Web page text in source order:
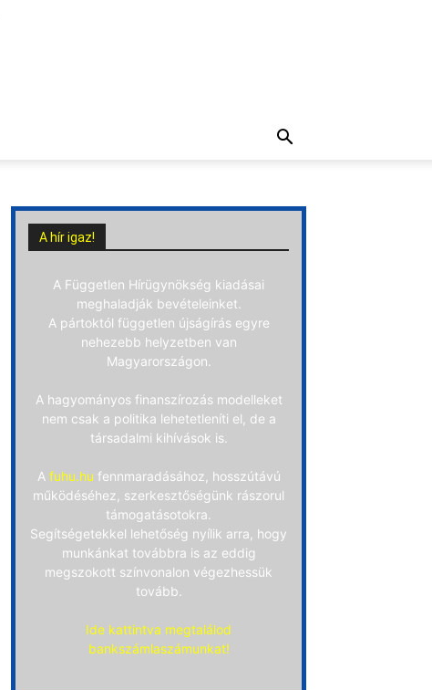
A hír igaz!
A Független Hírügynökség kiadásai
meghaladják bevételeinket.
A pártoktól független újságírás egyre
nehezebb helyzetben van
Magyarországon.
A hagyományos finanszírozás modelleket
nem csak a politika lehetetleníti el, de a
társadalmi kihívások is.
A fuhu.hu fennmaradásához, hosszútávú
működéséhez, szerkesztőségünk rászorul
támogatásotokra.
Segítségetekkel lehetőség nyílik arra, hogy
munkánkat továbbra is az eddig
megszokott színvonalon végezhessük
tovább.
Ide kattintva megtalálod
bankszámlaszámunkat!